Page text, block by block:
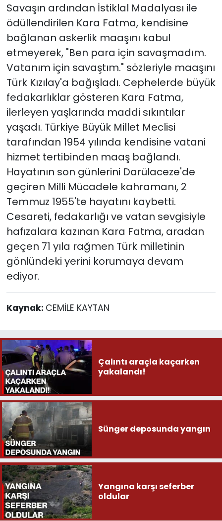
Savaşın ardından İstiklal Madalyası ile
ödüllendirilen Kara Fatma, kendisine
bağlanan askerlik maaşını kabul
etmeyerek, "Ben para için savaşmadım.
Vatanım için savaştım." sözleriyle maaşını
Türk Kızılay'a bağışladı. Cephelerde büyük
fedakarlıklar gösteren Kara Fatma,
ilerleyen yaşlarında maddi sıkıntılar
yaşadı. Türkiye Büyük Millet Meclisi
tarafından 1954 yılında kendisine vatani
hizmet tertibinden maaş bağlandı.
Hayatının son günlerini Darülaceze'de
geçiren Milli Mücadele kahramanı, 2
Temmuz 1955'te hayatını kaybetti.
Cesareti, fedakarlığı ve vatan sevgisiyle
hafızalara kazınan Kara Fatma, aradan
geçen 71 yıla rağmen Türk milletinin
gönlündeki yerini korumaya devam
ediyor.
Kaynak: CEMİLE KAYTAN
Çalıntı araçla kaçarken
yakalandı!
Sünger deposunda yangın
Yangına karşı seferber
oldular